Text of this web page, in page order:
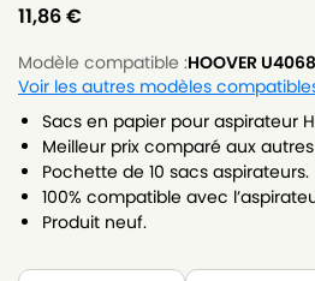
11,86€
Modèle compatible :HOOVER U4068
Voir les autres modèles
Sacs en papier pour aspirateur
Meilleur prix comparé aux
Pochette de 10 sacs aspirateurs.
100% compatible avec
Produit neuf.